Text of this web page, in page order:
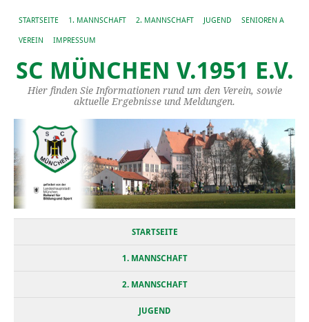
STARTSEITE 1. MANNSCHAFT 2. MANNSCHAFT JUGEND SENIOREN A
VEREIN IMPRESSUM
SC MÜNCHEN V.1951 E.V.
Hier finden Sie Informationen rund um den Verein, sowie
aktuelle Ergebnisse und Meldungen.
STARTSEITE
1. MANNSCHAFT
2. MANNSCHAFT
JUGEND